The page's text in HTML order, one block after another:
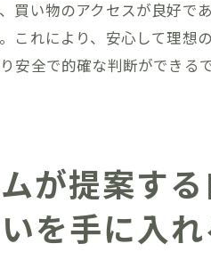
住まい手の満足度を
成功したお客様の
理想の住まいに向
買い物のアクセスが良好
これにより、安心して理
安全で的確な判断ができ
が提案す
を手に入れ